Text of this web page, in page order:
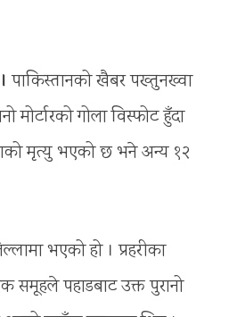
पाकिस्तानको खैबर पख्तुनख्वा
मोर्टारको गोला विस्फोट हुँदा
मृत्यु भएको छ भने अन्य १२
भएको हो । प्रहरीका
समूहले पहाडबाट उक्त पुरानो